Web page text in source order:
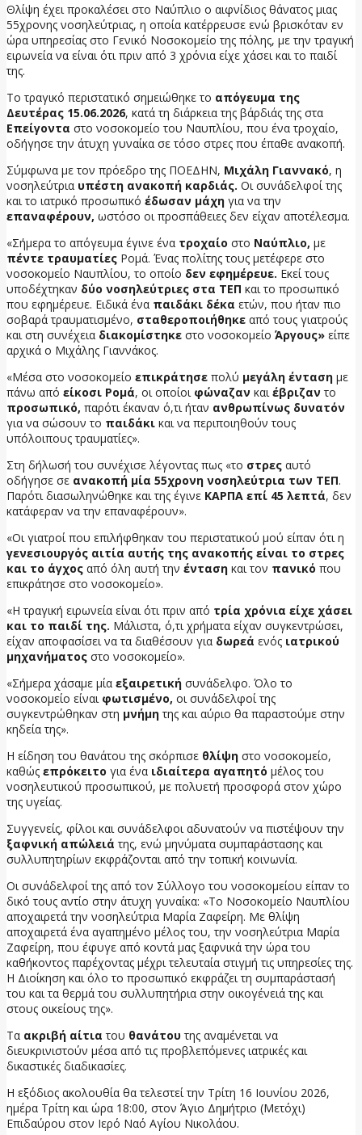
Θλίψη έχει προκαλέσει στο Ναύπλιο ο αιφνίδιος θάνατος μιας
55χρονης νοσηλεύτριας, η οποία κατέρρευσε ενώ βρισκόταν εν
ώρα υπηρεσίας στο Γενικό Νοσοκομείο της πόλης, με την τραγική
ειρωνεία να είναι ότι πριν από 3 χρόνια είχε χάσει και το παιδί
της.
Το τραγικό περιστατικό σημειώθηκε το απόγευμα της
Δευτέρας 15.06.2026, κατά τη διάρκεια της βάρδιάς της στα
Επείγοντα στο νοσοκομείο του Ναυπλίου, που ένα τροχαίο,
οδήγησε την άτυχη γυναίκα σε τόσο στρες που έπαθε ανακοπή.
Σύμφωνα με τον πρόεδρο της ΠΟΕΔΗΝ, Μιχάλη Γιαννακό, η
νοσηλεύτρια υπέστη ανακοπή καρδιάς. Οι συνάδελφοί της
και το ιατρικό προσωπικό έδωσαν μάχη για να την
επαναφέρουν, ωστόσο οι προσπάθειες δεν είχαν αποτέλεσμα.
«Σήμερα το απόγευμα έγινε ένα τροχαίο στο Ναύπλιο, με
πέντε τραυματίες Ρομά. Ένας πολίτης τους μετέφερε στο
νοσοκομείο Ναυπλίου, το οποίο δεν εφημέρευε. Εκεί τους
υποδέχτηκαν δύο νοσηλεύτριες στα ΤΕΠ και το προσωπικό
που εφημέρευε. Ειδικά ένα παιδάκι δέκα ετών, που ήταν πιο
σοβαρά τραυματισμένο, σταθεροποιήθηκε από τους γιατρούς
και στη συνέχεια διακομίστηκε στο νοσοκομείο Άργους» είπε
αρχικά ο Μιχάλης Γιαννάκος.
«Μέσα στο νοσοκομείο επικράτησε πολύ μεγάλη ένταση με
πάνω από είκοσι Ρομά, οι οποίοι φώναζαν καιέβριζαν το
προσωπικό, παρότι έκαναν ό,τι ήταν ανθρωπίνως δυνατόν
για να σώσουν το παιδάκι και να περιποιηθούν τους
υπόλοιπους τραυματίες».
Στη δήλωσή του συνέχισε λέγοντας πως «το στρες αυτό
οδήγησε σε ανακοπή μία 55χρονη νοσηλεύτρια των ΤΕΠ.
Παρότι διασωληνώθηκε και της έγινε ΚΑΡΠΑ επί 45 λεπτά, δεν
κατάφεραν να την επαναφέρουν».
«Οι γιατροί που επιλήφθηκαν του περιστατικού μού είπαν ότι η
γενεσιουργός αιτία αυτής της ανακοπής είναι το στρες
και το άγχος από όλη αυτή την ένταση και τον πανικό που
επικράτησε στο νοσοκομείο».
«Η τραγική ειρωνεία είναι ότι πριν από τρία χρόνια είχε χάσει
και το παιδί της. Μάλιστα, ό,τι χρήματα είχαν συγκεντρώσει,
είχαν αποφασίσει να τα διαθέσουν για δωρεά ενός ιατρικού
μηχανήματος στο νοσοκομείο».
«Σήμερα χάσαμε μία εξαιρετική συνάδελφο. Όλο το
νοσοκομείο είναι φωτισμένο, οι συνάδελφοί της
συγκεντρώθηκαν στη μνήμητης και αύριο θα παραστούμε στην
κηδεία της».
Η είδηση του θανάτου της σκόρπισε θλίψη στο νοσοκομείο,
καθώς επρόκειτο για ένα ιδιαίτερα αγαπητό μέλος του
νοσηλευτικού προσωπικού, με πολυετή προσφορά στον χώρο
της υγείας.
Συγγενείς, φίλοι και συνάδελφοι αδυνατούν να πιστέψουν την
ξαφνική απώλειά της, ενώ μηνύματα συμπαράστασης και
συλλυπητηρίων εκφράζονται από την τοπική κοινωνία.
Οι συνάδελφοί της από τον Σύλλογο του νοσοκομείου είπαν το
δικό τους αντίο στην άτυχη γυναίκα: «Το Νοσοκομείο Ναυπλίου
αποχαιρετά την νοσηλεύτρια Μαρία Ζαφείρη. Με θλίψη
αποχαιρετά ένα αγαπημένο μέλος του, την νοσηλεύτρια Μαρία
Ζαφείρη, που έφυγε από κοντά μας ξαφνικά την ώρα του
καθήκοντος παρέχοντας μέχρι τελευταία στιγμή τις υπηρεσίες της.
Η Διοίκηση και όλο το προσωπικό εκφράζει τη συμπαράστασή
του και τα θερμά του συλλυπητήρια στην οικογένειά της και
στους οικείους της».
Τα ακριβή αίτια του θανάτουτης αναμένεται να
διευκρινιστούν μέσα από τις προβλεπόμενες ιατρικές και
δικαστικές διαδικασίες.
Η εξόδιος ακολουθία θα τελεστεί την Τρίτη 16 Ιουνίου 2026,
ημέρα Τρίτη και ώρα 18:00, στον Άγιο Δημήτριο (Μετόχι)
Επιδαύρου στον Ιερό Ναό Αγίου Νικολάου.